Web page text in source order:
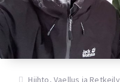
Hiihto,Vaellus ja Retkeily